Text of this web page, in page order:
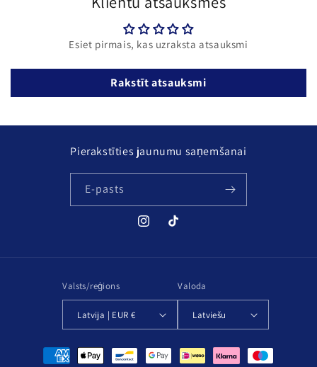
Esiet pirmais, kas uzraksta atsauksmi
Rakstīt atsauksmi
Pierakstīties jaunumu saņemšanai
E-pasts
InstagramTikTok
Valsts/reģions
Latvija | EUR €
Valoda
Latviešu
Maksājuma